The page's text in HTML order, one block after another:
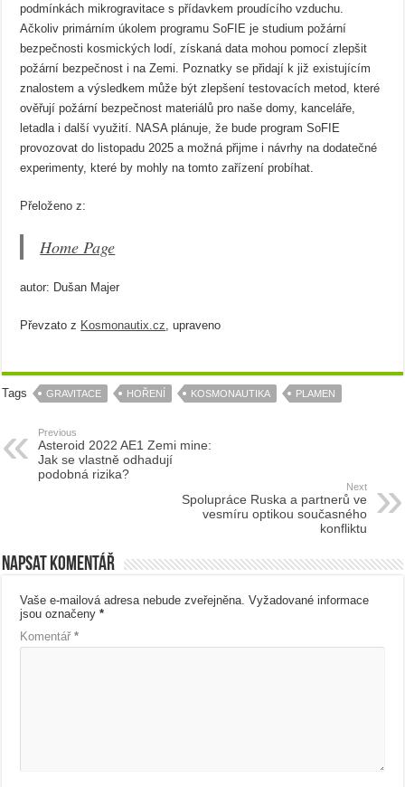
podmínkách mikrogravitace s přídavkem proudícího vzduchu.
Ačkoliv primárním úkolem programu SoFIE je studium požární
bezpečnosti kosmických lodí, získaná data mohou pomocí zlepšit
požární bezpečnost i na Zemi. Poznatky se přidají k již existujícím
znalostem a výsledkem může být zlepšení testovacích metod, které
ověřují požární bezpečnost materiálů pro naše domy, kanceláře,
letadla i další využití. NASA plánuje, že bude program SoFIE
provozovat do listopadu 2025 a možná přijme i návrhy na dodatečné
experimenty, které by mohly na tomto zařízení probíhat.
Přeloženo z:
Home Page
autor: Dušan Majer
Převzato z Kosmonautix.cz , upraveno
Tags GRAVITACE HOŘENÍ KOSMONAUTIKA PLAMEN
Previous
Asteroid 2022 AE1 Zemi mine:
Jak se vlastně odhadují
podobná rizika?
Next
Spolupráce Ruska a partnerů ve
vesmíru optikou současného
konfliktu
Napsat komentář
Vaše e-mailová adresa nebude zveřejněna. Vyžadované informace
jsou označeny*
Komentář*